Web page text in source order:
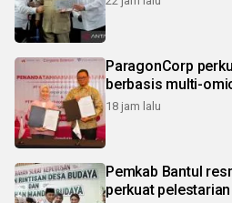
ParagonCorp
berbasis multi-
18 jam lalu
Pemkab Bantul
perkuat